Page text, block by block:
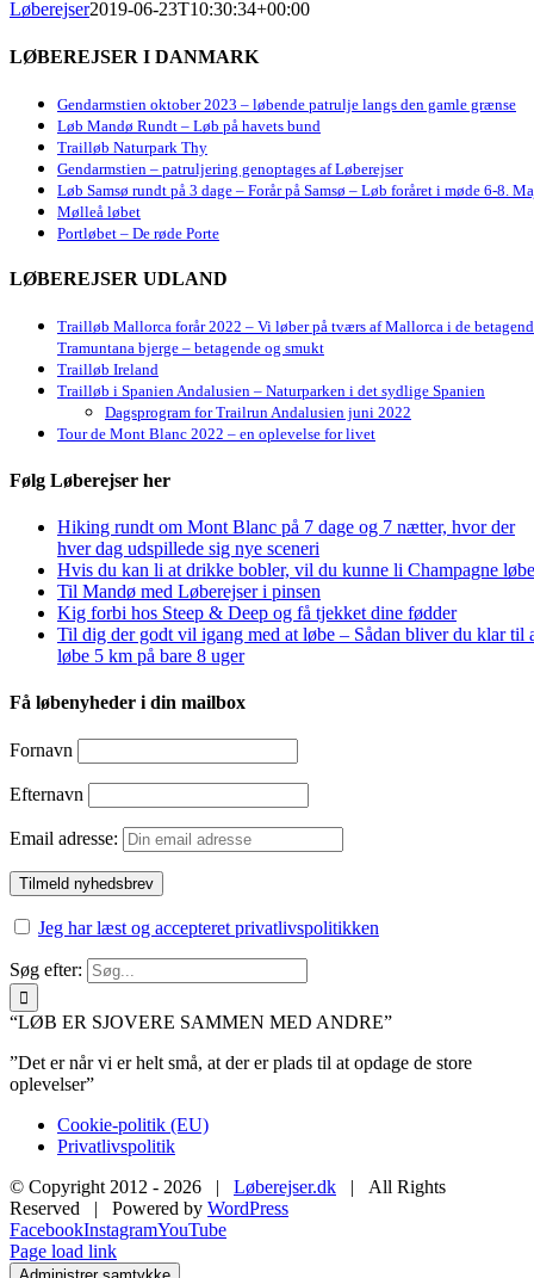
Løberejser2019-06-23T10:30:34+00:00
LØBEREJSER I DANMARK
Gendarmstien oktober 2023 – løbende patrulje langs den gamle grænse
Løb Mandø Rundt – Løb på havets bund
Trailløb Naturpark Thy
Gendarmstien – patruljering genoptages af Løberejser
Løb Samsø rundt på 3 dage – Forår på Samsø – Løb foråret i møde 6-8.
Mølleå løbet
Portløbet – De røde Porte
LØBEREJSER UDLAND
Trailløb Mallorca forår 2022 – Vi løber på tværs af Mallorca i de
Tramuntana bjerge – betagende og smukt
Trailløb Ireland
Trailløb i Spanien Andalusien – Naturparken i det sydlige Spanien
Dagsprogram for Trailrun Andalusien juni 2022
Tour de Mont Blanc 2022 – en oplevelse for livet
Følg Løberejser her
Hiking rundt om Mont Blanc på 7 dage og 7 nætter, hvor der
hver dag udspillede sig nye sceneri
Hvis du kan li at drikke bobler, vil du kunne li Champagne
Til Mandø med Løberejser i pinsen
Kig forbi hos Steep & Deep og få tjekket dine fødder
Til dig der godt vil igang med at løbe – Sådan bliver du klar til
løbe 5 km på bare 8 uger
Få løbenyheder i din mailbox
Fornavn
Efternavn
Email adresse:
Jeg har læst og accepteret privatlivspolitikken
Søg efter:
“LØB ER SJOVERE SAMMEN MED ANDRE”
”Det er når vi er helt små, at der er plads til at opdage de store
oplevelser”
Cookie-politik (EU)
Privatlivspolitik
© Copyright 2012 - 2026 | Løberejser.dk | All Rights
Reserved | Powered by WordPress
FacebookInstagramYouTube
Page load link